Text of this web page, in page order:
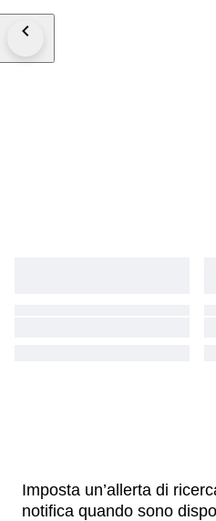
Imposta un’allerta di
notifica quando sono